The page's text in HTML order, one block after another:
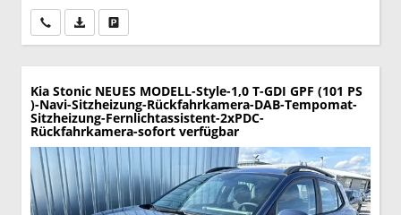
Wir rufen Sie anPDF-Datei, Fahrzeugexposé drucken
Kia Stonic NEUES MODELL-Style-1,0 T-GDI GPF (101 PS
)-Navi-Sitzheizung-Rückfahrkamera-DAB-Tempomat-
Sitzheizung-Fernlichtassistent-2xPDC-
Rückfahrkamera-sofort verfügbar